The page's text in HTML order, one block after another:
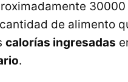
de alimento
calorías ingresadas
.